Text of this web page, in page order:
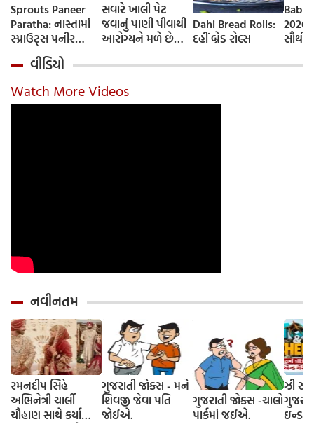
Sprouts Paneer
Paratha: નાસ્તામાં
સ્પ્રાઉટ્સ પનીર
પરાઠા બનાવો, તમને
પ્રોટીનનો ડબલ ડોઝ
મળશે
સવારે ખાલી પેટ
જવાનું પાણી પીવાથી
આરોગ્યને મળે છે
જાણીએ તેના ફાયદા
અને ઉપયોગ કરવાની
યોગ્ય રીત
Dahi Bread Rolls:
દહીં બ્રેડ રોલ્સ
Baby
વીડિયો
Watch More Videos
નવીનતમ
રમનદીપ સિંહે
અભિનેત્રી ચાર્લી
ચૌહાણ સાથે કર્યા
ગુજરાતી જોક્સ - મને
શિવજી જેવા પતિ
જોઈએ.
ગુજરાતી જોક્સ -ચાલો
પાર્કમાં જઈએ.
ઝી